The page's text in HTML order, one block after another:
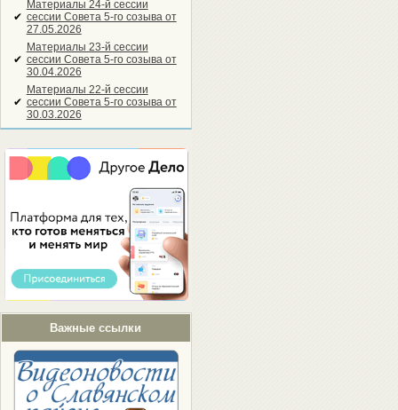
✔
Материалы 24-й сессии
сессии Совета 5-го созыва от
27.05.2026
✔
Материалы 23-й сессии
сессии Совета 5-го созыва от
30.04.2026
✔
Материалы 22-й сессии
сессии Совета 5-го созыва от
30.03.2026
Важные ссылки